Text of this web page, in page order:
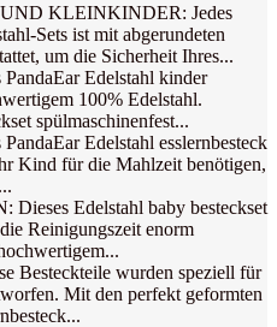
KLEINKINDER: Jedes
Sets ist mit abgerundeten
um die Sicherheit Ihres...
Edelstahl kinder
100% Edelstahl.
spülmaschinenfest...
Edelstahl esslernbesteck
Kind für die Mahlzeit benötigen,
Edelstahl baby besteckset
Reinigungszeit enorm
Besteckteile wurden speziell für
Mit den perfekt geformten